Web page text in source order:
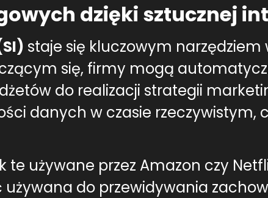
dzięki sztucznej
staje się kluczowym
się, firmy mogą
do realizacji strategii
danych w czasie rzeczywistym,
używane przez Amazon czy
używana do przewidywania